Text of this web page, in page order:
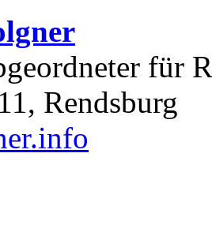
für
Rendsburg